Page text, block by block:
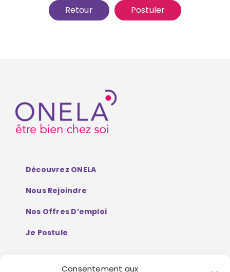
Consentement aux
Retour Postuler
Découvrez ONELA
Nous Rejoindre
Nos Offres D’emploi
Je Postule